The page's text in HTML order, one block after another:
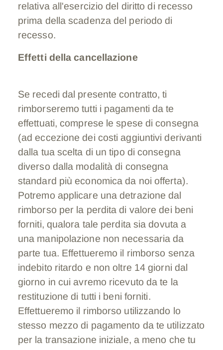
relativa all'esercizio del diritto di recesso
prima della scadenza del periodo di
recesso.
Effetti della cancellazione
Se recedi dal presente contratto, ti
rimborseremo tutti i pagamenti da te
effettuati, comprese le spese di consegna
(ad eccezione dei costi aggiuntivi derivanti
dalla tua scelta di un tipo di consegna
diverso dalla modalità di consegna
standard più economica da noi offerta).
Potremo applicare una detrazione dal
rimborso per la perdita di valore dei beni
forniti, qualora tale perdita sia dovuta a
una manipolazione non necessaria da
parte tua. Effettueremo il rimborso senza
indebito ritardo e non oltre 14 giorni dal
giorno in cui avremo ricevuto da te la
restituzione di tutti i beni forniti.
Effettueremo il rimborso utilizzando lo
stesso mezzo di pagamento da te utilizzato
per la transazione iniziale, a meno che tu